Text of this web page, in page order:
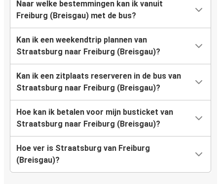
Naar welke bestemmingen kan ik vanuit
Freiburg (Breisgau) met de bus?
Kan ik een weekendtrip plannen van
Straatsburg naar Freiburg (Breisgau)?
Kan ik een zitplaats reserveren in de bus van
Straatsburg naar Freiburg (Breisgau)?
Hoe kan ik betalen voor mijn busticket van
Straatsburg naar Freiburg (Breisgau)?
Hoe ver is Straatsburg van Freiburg
(Breisgau)?